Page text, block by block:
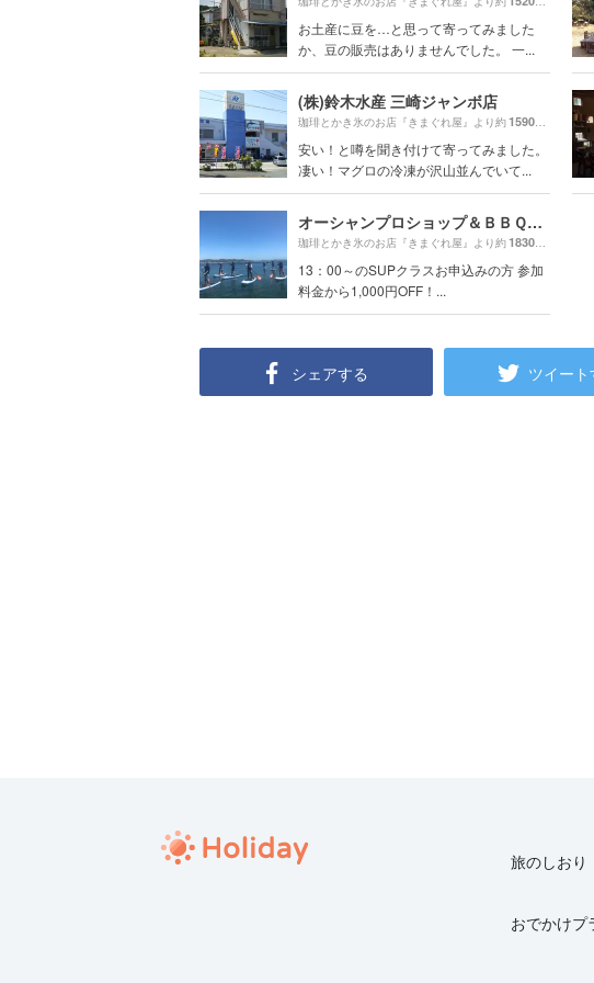
お土産に豆を…と思って寄ってみました
か、豆の販売はありませんでした。 一...
(株)鈴木水産 三崎ジャンボ店
珈琲とかき氷のお店『きまぐれ屋』より約1590m （徒歩
安い！と噂を聞き付けて寄ってみました。
凄い！マグロの冷凍が沢山並んでいて...
オーシャンプロショップ＆ＢＢＱ エスライド
珈琲とかき氷のお店『きまぐれ屋』より約1830m
13：00～のSUPクラスお申込みの方 参加
料金から1,000円OFF！...
シェアする ツイート
旅のしおり
おでかけプ